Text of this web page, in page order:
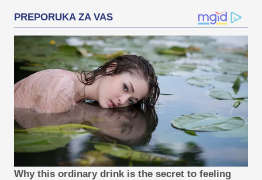
PREPORUKA ZA VAS
Why this ordinary drink is the secret to feeling